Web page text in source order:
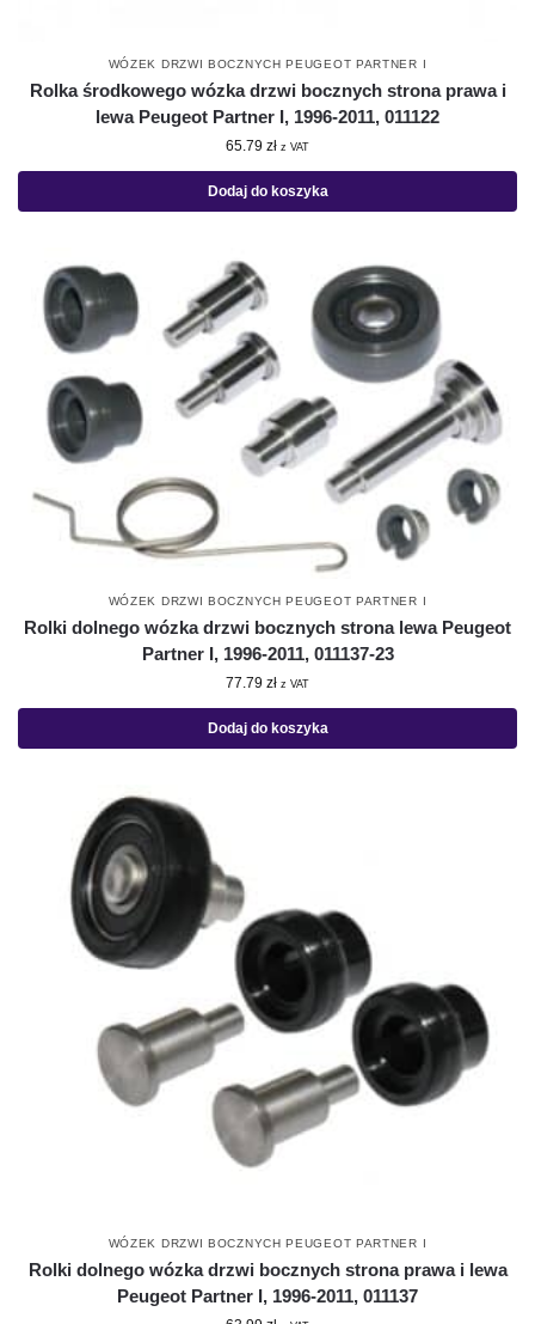
WÓZEK DRZWI BOCZNYCH PEUGEOT PARTNER I
Rolka środkowego wózka drzwi bocznych strona prawa i
lewa Peugeot Partner I, 1996-2011, 011122
65.79 zł z VAT
Dodaj do koszyka
WÓZEK DRZWI BOCZNYCH PEUGEOT PARTNER I
Rolki dolnego wózka drzwi bocznych strona lewa Peugeot
Partner I, 1996-2011, 011137-23
77.79 zł z VAT
Dodaj do koszyka
WÓZEK DRZWI BOCZNYCH PEUGEOT PARTNER I
Rolki dolnego wózka drzwi bocznych strona prawa i lewa
Peugeot Partner I, 1996-2011, 011137